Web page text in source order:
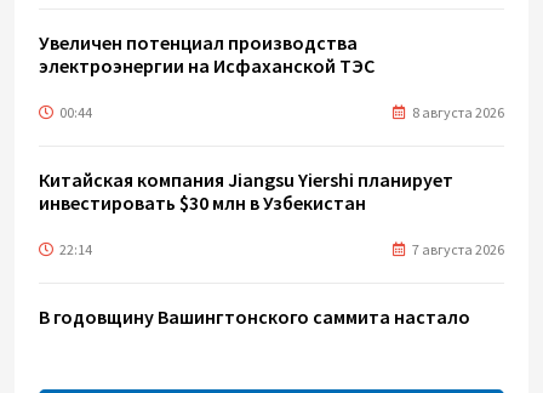
Увеличен потенциал производства
электроэнергии на Исфаханской ТЭС
00:44 8 августа 2026
Китайская компания Jiangsu Yiershi планирует
инвестировать $30 млн в Узбекистан
22:14 7 августа 2026
В годовщину Вашингтонского саммита настало